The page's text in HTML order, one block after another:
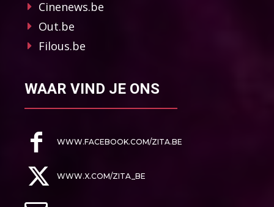
Cinenews.be
Out.be
Filous.be
WAAR VIND JE ONS
WWW.FACEBOOK.COM/ZITA.BE
WWW.X.COM/ZITA_BE